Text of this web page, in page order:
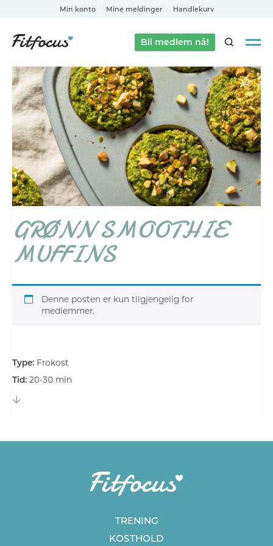
Min konto Mine meldinger Handlekurv
Bli medlem nå!SØK
GRØNN SMOOTHIE
MUFFINS
Denne posten er kun tilgjengelig for
medlemmer.
Type: Frokost
Tid: 20-30 min
TRENING
KOSTHOLD